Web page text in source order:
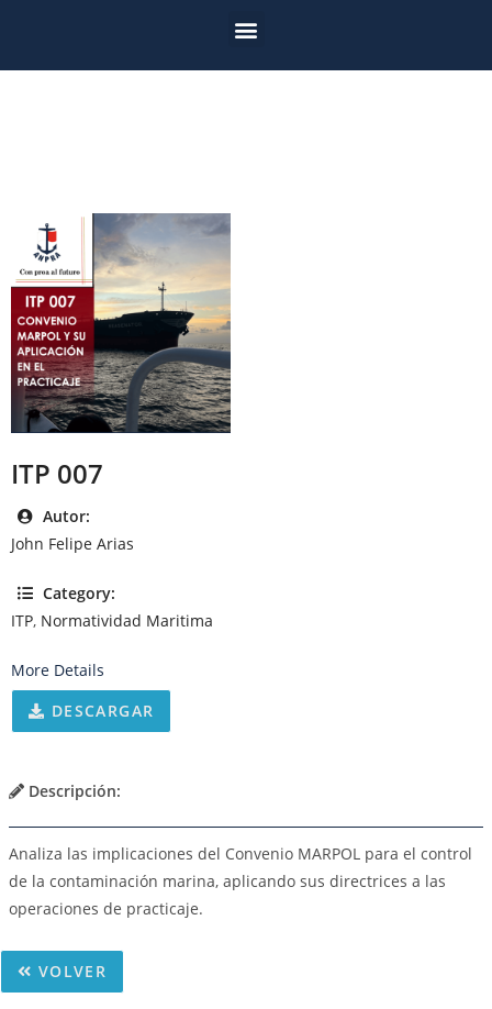
ITP 007
Autor:
John Felipe Arias
Category:
ITP, Normatividad Maritima
More Details
DESCARGAR
Descripción:
Analiza las implicaciones del Convenio MARPOL para el control
de la contaminación marina, aplicando sus directrices a las
operaciones de practicaje.
VOLVER